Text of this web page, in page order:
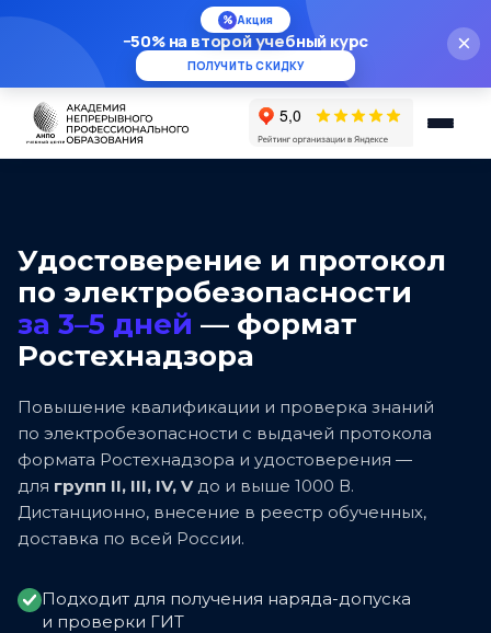
×
% Акция
−50% на второй учебный курс
ПОЛУЧИТЬ СКИДКУ
Удостоверение и протокол
по электробезопасности
за 3–5 дней — формат
Ростехнадзора
Повышение квалификации и проверка знаний
по электробезопасности с выдачей протокола
формата Ростехнадзора и удостоверения —
для групп II, III, IV, Vдо и выше 1000 В.
Дистанционно, внесение в реестр обученных,
доставка по всей России.
Подходит для получения наряда-допуска
и проверки ГИТ